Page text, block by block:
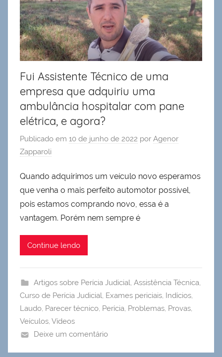
Fui Assistente Técnico de uma
empresa que adquiriu uma
ambulância hospitalar com pane
elétrica, e agora?
Publicado em 10 de junho de 2022 por Agenor
Zapparoli
Quando adquirimos um veículo novo esperamos
que venha o mais perfeito automotor possível,
pois estamos comprando novo, essa é a
vantagem. Porém nem sempre é
Continue lendo
Artigos sobre Perícia Judicial, Assistência Técnica,
Curso de Perícia Judicial, Exames periciais, Indícios,
Laudo, Parecer técnico, Perícia, Problemas, Provas,
Veículos, Vídeos
Deixe um comentário